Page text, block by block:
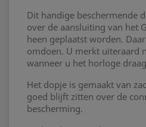
Dit handige beschermende
over de aansluiting van het
heen geplaatst worden.
omdoen. U merkt uiteraard
wanneer u het horloge
Het dopje is gemaakt van
goed blijft zitten over de
bescherming.